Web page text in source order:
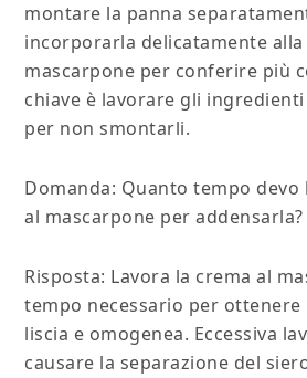
montare la panna
incorporarla delicatamente alla
mascarpone per conferire più
chiave è lavorare gli
per non smontarli.
Domanda: Quanto tempo devo
al mascarpone per addensarla?
Risposta: Lavora la crema al
tempo necessario per ottenere
liscia e omogenea. Eccessiva
causare la separazione del